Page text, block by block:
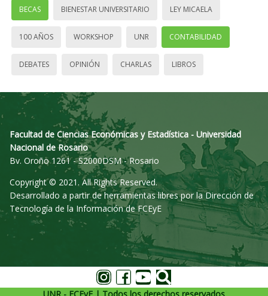
BECAS BIENESTAR UNIVERSITARIO LEY MICAELA
100 AÑOS WORKSHOP UNR CONTABILIDAD
DEBATES OPINIÓN CHARLAS LIBROS
Facultad de Ciencias Económicas y Estadística - Universidad
Nacional de Rosario
Bv. Oroño 1261 - S2000DSM - Rosario
Copyright © 2021. All Rights Reserved.
Desarrollado a partir de herramientas libres por la Dirección de
Tecnología de la Información de FCEyE